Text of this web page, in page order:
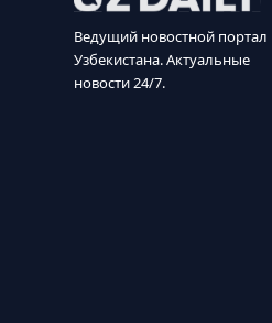
Ведущий новостной портал
Узбекистана. Актуальные
новости 24/7.